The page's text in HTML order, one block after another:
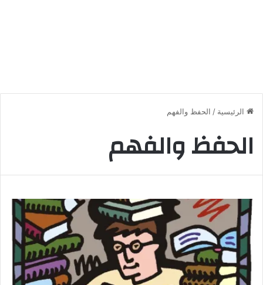
الرئيسية / الحفظ والفهم
الحفظ والفهم